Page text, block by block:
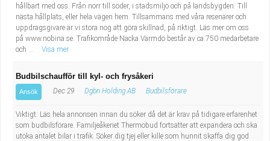
hållbart med oss. Från norr till söder, i stadsmiljö och på landsbygden. Till
nästa hållplats, eller hela vägen hem. Tillsammans med våra resenärer och
uppdragsgivare är vi stora nog att göra skillnad, på riktigt. Läs mer om oss
på www.nobina.se. Trafikområde Nacka Värmdö består av ca 750 medarbetare
och ...
Visa mer
Budbilschaufför till kyl- och frysåkeri
Ansök Dec 29 Dgbn Holding AB Budbilsförare
Viktigt: Läs hela annonsen innan du söker då det är krav på tidigare erfarenhet
som budbilsförare. Familjeåkeriet Thermobud fortsätter att expandera och ska
utöka antalet bilar i trafik. Söker dig tjej eller kille som hunnit skaffa dig god